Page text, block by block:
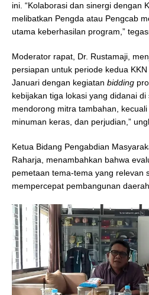
ini. “Kolaborasi dan sinergi dengan
melibatkan Pengda atau Pengcab
utama keberhasilan program,”
Moderator rapat, Dr. Rustamaji,
persiapan untuk periode kedua
Januari dengan kegiatan bidding
kebijakan tiga lokasi yang didanai
mendorong mitra tambahan,
minuman keras, dan perjudian,”
Ketua Bidang Pengabdian
Raharja, menambahkan bahwa
pemetaan tema-tema yang relevan
mempercepat pembangunan